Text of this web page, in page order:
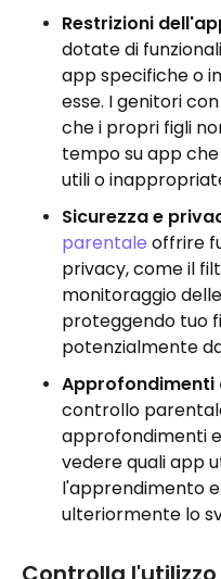
Restrizioni
dotate di
app specifiche o
esse. I genitori
che i propri figli
tempo su app
utili o
Sicurezza e
parentale offrire
privacy, come il
monitoraggio
proteggendo tuo
potenzialmente
Approfondimenti
controllo
approfondimenti
vedere quali app
l'apprendimento
ulteriormente lo